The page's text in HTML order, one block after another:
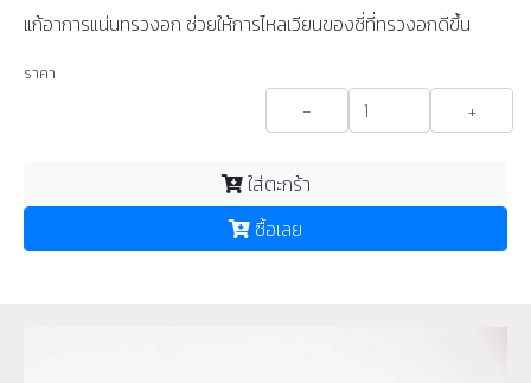
แก้อาการแน่นทรวงอก ช่วยให้การไหลเวียนของชี่ที่ทรวงอกดีขึ้น
ราคา
- +
ใส่ตะกร้า
ซื้อเลย